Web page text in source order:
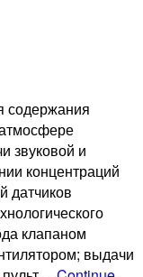
содержания
звуковой и
концентраций
датчиков
клапаном
выдачи